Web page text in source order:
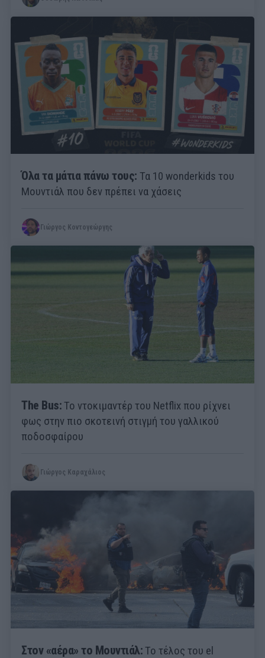
Όλα τα μάτια πάνω τους: Τα 10 wonderkids του
Μουντιάλ που δεν πρέπει να χάσεις
Γιώργος Κοντογεώργης
The Bus:Το ντοκιμαντέρ του Netflix που ρίχνει
φως στην πιο σκοτεινή στιγμή του γαλλικού
ποδοσφαίρου
Γιώργος Καραχάλιος
Στον «αέρα» το Μουντιάλ:Το τέλος του el